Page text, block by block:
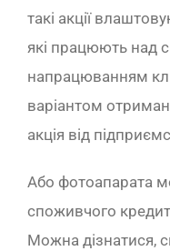
такі акції
які працюють над
напрацюванням
варіантом
акція від
Або фотоапарата
споживчого
Можна дізнатися,